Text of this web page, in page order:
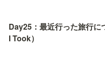
Day25：最近行った旅行
I Took）